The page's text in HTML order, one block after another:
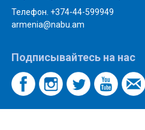
Телефон. +374-44-599949
armenia@nabu.am
Подписывайтесь на нас